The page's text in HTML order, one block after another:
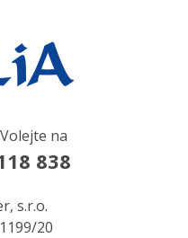
na
838
s.r.o.
20